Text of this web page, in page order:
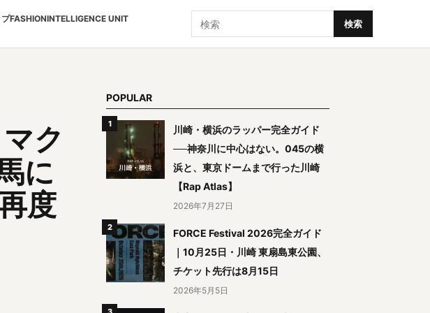
FASHIONINTELLIGENCE UNIT
検索 検索
ク
に
度
POPULAR
川崎・横浜のラッパー完全ガイド
──神奈川に中心はない。045の横
浜と、東京ドームまで行った川崎
【Rap Atlas】
2026年7月27日
FORCE Festival 2026完全ガイド
｜10月25日・川崎 東扇島東公園、
チケット先行は8月15日
2026年5月5日